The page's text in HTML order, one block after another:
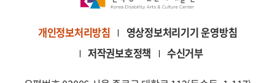
개인정보처리방침
영상정보처리기기 운영방침
저작권보호정책
수신거부